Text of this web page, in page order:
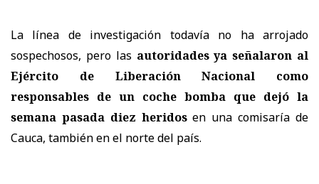
La línea de investigación todavía no ha arrojado
sospechosos, pero las autoridades ya señalaron al
Ejército de Liberación Nacional como
responsables de un coche bomba que dejó la
semana pasada diez heridosen una comisaría de
Cauca, también en el norte del país.